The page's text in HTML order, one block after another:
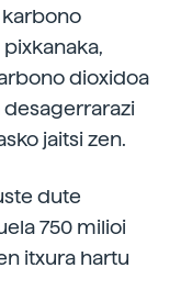
karbono
dioxidoa
jaitsi zen.
dute
750 milioi
itxura hartu